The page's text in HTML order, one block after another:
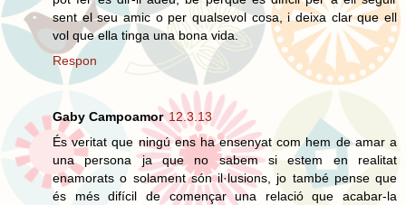
sent el seu amic o per qualsevol cosa, i deixa clar que ell
vol que ella tinga una bona vida.
Respon
Gaby Campoamor 12.3.13
És veritat que ningú ens ha ensenyat com hem de amar a
una persona ja que no sabem si estem en realitat
enamorats o solament són il·lusions, jo també pense que
és més difícil de començar una relació que acabar-la